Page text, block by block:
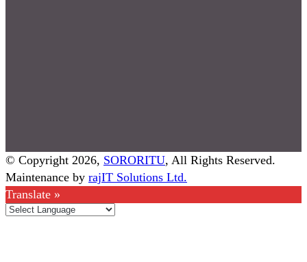
© Copyright 2026, SORORITU, All Rights Reserved.
Maintenance by rajIT Solutions Ltd.
Translate »